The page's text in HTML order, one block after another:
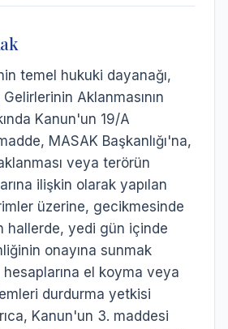
temel hukuki dayanağı,
Aklanmasının
Kanun'un 19/A
MASAK Başkanlığı'na,
veya terörün
ilişkin olarak yapılan
üzerine, gecikmesinde
hallerde, yedi gün içinde
onayına sunmak
hesaplarına el koyma veya
durdurma yetkisi
Kanun'un 3. maddesi